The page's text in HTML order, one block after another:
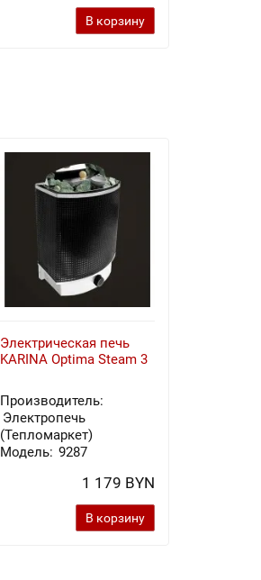
В корзину
Электрическая печь
KARINA Optima Steam 3
Производитель:
Электропечь
(Тепломаркет)
Модель: 9287
1 179 BYN
В корзину